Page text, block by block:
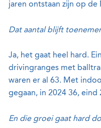
jaren ontstaan zijn op de
Dat aantal blijft
Ja, het gaat heel hard.
drivingranges met
waren er al 63. Met
gegaan, in 2024 36, eind
En die groei gaat hard